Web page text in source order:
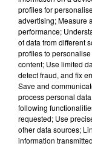
C'était l'une
rémois. Le
fermer ses
TITRES
11h19
11h19
profiles for
advertising; Measure
performance;
of data from different
profiles to
content; Use limited
detect fraud, and fix
Save and
process personal
following
requested; Use
other data sources;
information